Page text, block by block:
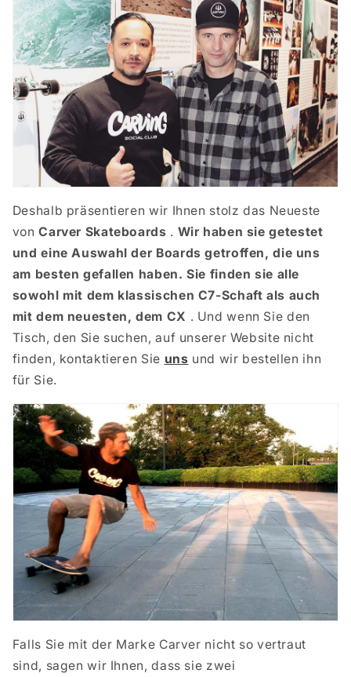
Deshalb präsentieren wir Ihnen stolz das Neueste
von Carver Skateboards . Wir haben sie getestet
und eine Auswahl der Boards getroffen, die uns
am besten gefallen haben. Sie finden sie alle
sowohl mit dem klassischen C7-Schaft als auch
mit dem neuesten, dem CX . Und wenn Sie den
Tisch, den Sie suchen, auf unserer Website nicht
finden, kontaktieren Sie uns und wir bestellen ihn
für Sie.
Falls Sie mit der Marke Carver nicht so vertraut
sind, sagen wir Ihnen, dass sie zwei